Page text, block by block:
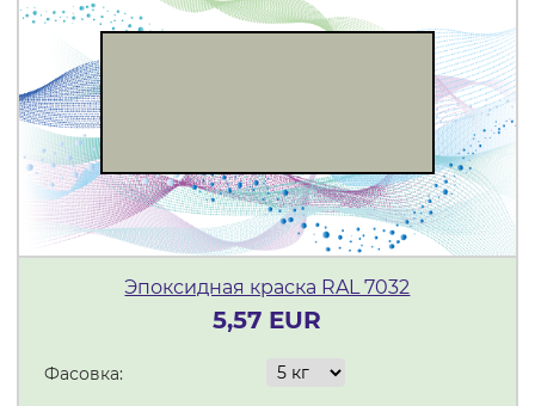
Эпоксидная краска RAL 7032
5,57 EUR
Фасовка: